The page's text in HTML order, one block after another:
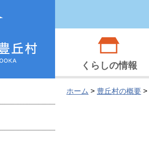
くらしの情報
ホーム > 豊丘村の概要 >